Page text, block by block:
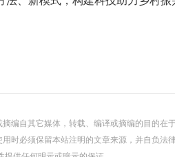
编自其它媒体，转载、编译或摘编的目的在
时必须保留本站注明的文章来源，并自负法